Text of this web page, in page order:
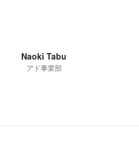
Naoki Tabu
アド事業部